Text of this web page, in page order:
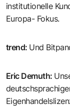
institutionelle
Europa- Fokus.
trend: Und
Eric Demuth: